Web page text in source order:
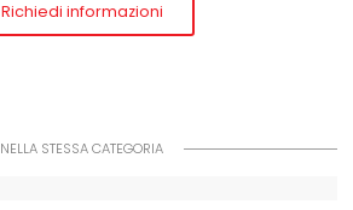
Richiedi informazioni
NELLA STESSA CATEGORIA